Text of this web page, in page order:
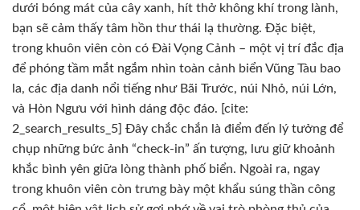
dưới bóng mát của cây xanh, hít thở không khí trong lành,
bạn sẽ cảm thấy tâm hồn thư thái lạ thường. Đặc biệt,
trong khuôn viên còn có Đài Vọng Cảnh – một vị trí đắc địa
để phóng tầm mắt ngắm nhìn toàn cảnh biển Vũng Tàu bao
la, các địa danh nổi tiếng như Bãi Trước, núi Nhỏ, núi Lớn,
và Hòn Ngưu với hình dáng độc đáo. [cite:
2_search_results_5] Đây chắc chắn là điểm đến lý tưởng để
chụp những bức ảnh “check-in” ấn tượng, lưu giữ khoảnh
khắc bình yên giữa lòng thành phố biển. Ngoài ra, ngay
trong khuôn viên còn trưng bày một khẩu súng thần công